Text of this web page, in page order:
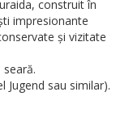
construit în
impresionante
și vizitate
Jugend sau similar).